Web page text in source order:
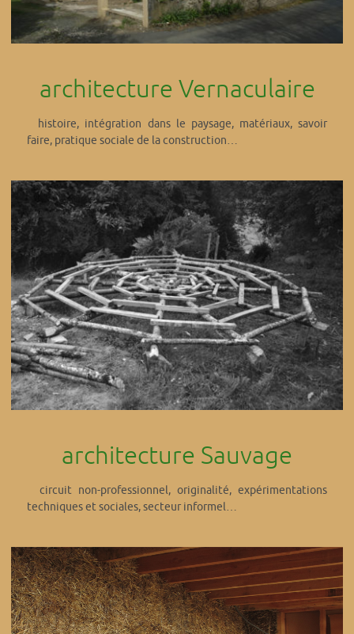
architecture Vernaculaire
histoire, intégration dans le paysage, matériaux, savoir
faire, pratique sociale de la construction…
architecture Sauvage
circuit non-professionnel, originalité, expérimentations
techniques et sociales, secteur informel…